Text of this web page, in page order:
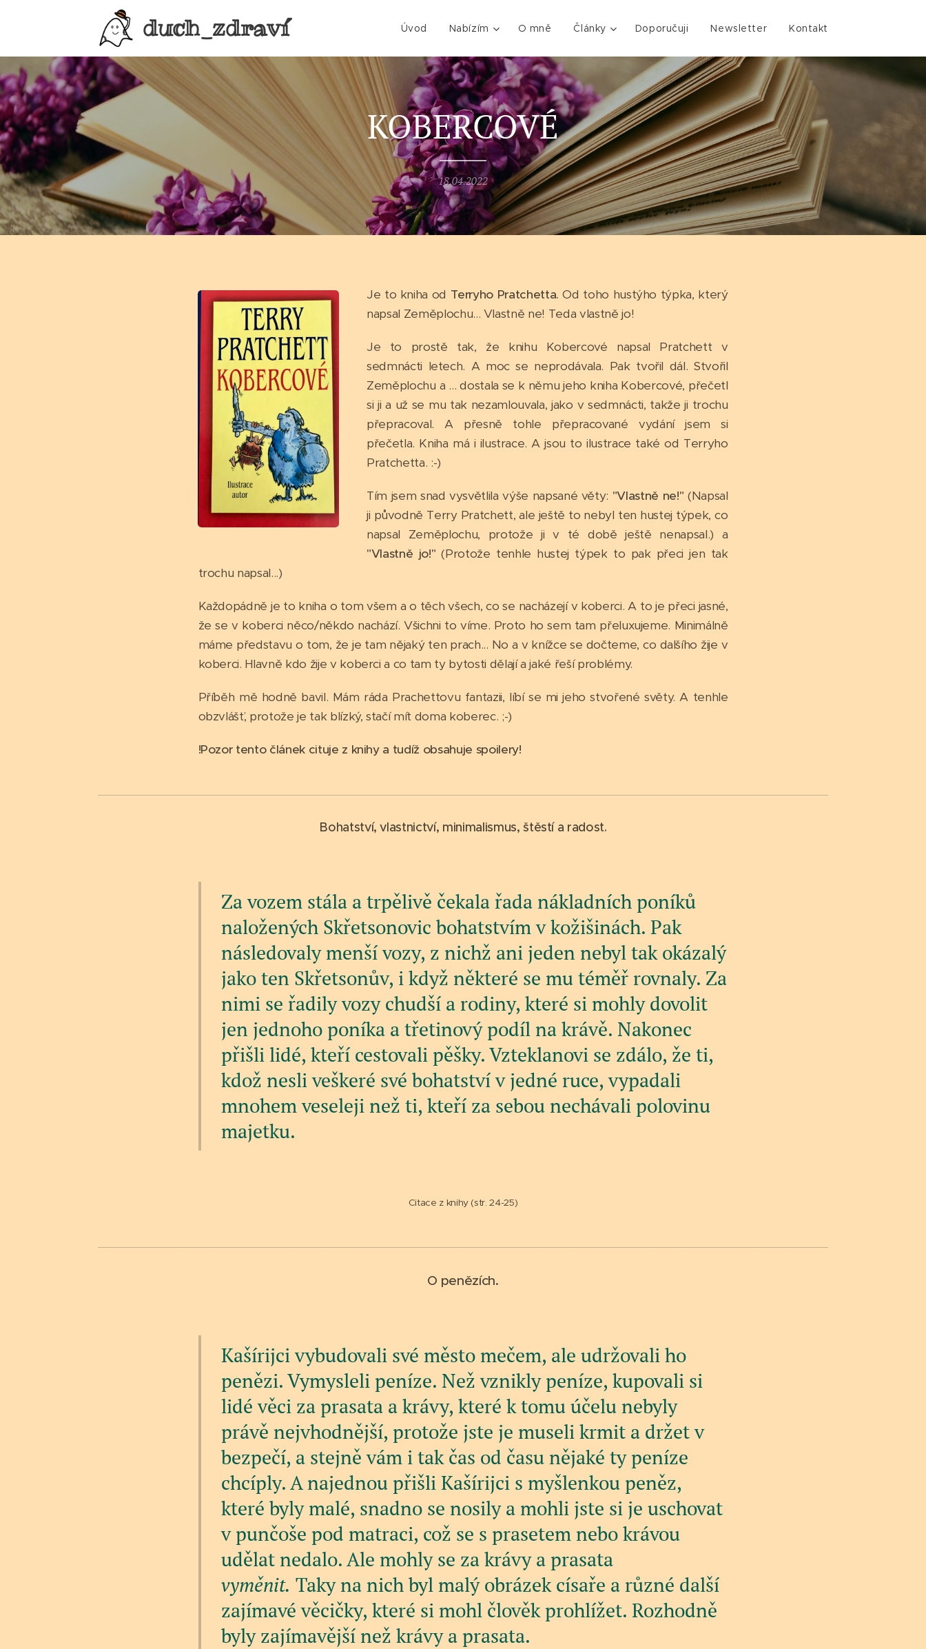
duch_zdraví Úvod Nabízím O mně Články Doporučuji Newsletter Kontakt
KOBERCOVÉ
18.04.2022
Je to kniha od Terryho Pratchetta. Od toho hustýho týpka, který
napsal Zeměplochu... Vlastně ne! Teda vlastně jo!
Je to prostě tak, že knihu Kobercové napsal Pratchett v
sedmnácti letech. A moc se neprodávala. Pak tvořil dál. Stvořil
Zeměplochu a ... dostala se k němu jeho kniha Kobercové, přečetl
si ji a už se mu tak nezamlouvala, jako v sedmnácti, takže ji trochu
přepracoval. A přesně tohle přepracované vydání jsem si
přečetla. Kniha má i ilustrace. A jsou to ilustrace také od Terryho
Pratchetta. :-)
Tím jsem snad vysvětlila výše napsané věty: "Vlastně ne!" (Napsal
ji původně Terry Pratchett, ale ještě to nebyl ten hustej týpek, co
napsal Zeměplochu, protože ji v té době ještě nenapsal.) a
"Vlastně jo!" (Protože tenhle hustej týpek to pak přeci jen tak
trochu napsal...)
Každopádně je to kniha o tom všem a o těch všech, co se nacházejí v koberci. A to je přeci jasné,
že se v koberci něco/někdo nachází. Všichni to víme. Proto ho sem tam přeluxujeme. Minimálně
máme představu o tom, že je tam nějaký ten prach... No a v knížce se dočteme, co dalšího žije v
koberci. Hlavně kdo žije v koberci a co tam ty bytosti dělají a jaké řeší problémy.
Příběh mě hodně bavil. Mám ráda Prachettovu fantazii, líbí se mi jeho stvořené světy. A tenhle
obzvlášť, protože je tak blízký, stačí mít doma koberec. ;-)
!Pozor tento článek cituje z knihy a tudíž obsahuje spoilery!
Bohatství, vlastnictví, minimalismus, štěstí a radost.
Za vozem stála a trpělivě čekala řada nákladních poníků
naložených Skřetsonovic bohatstvím v kožišinách. Pak
následovaly menší vozy, z nichž ani jeden nebyl tak okázalý
jako ten Skřetsonův, i když některé se mu téměř rovnaly. Za
nimi se řadily vozy chudší a rodiny, které si mohly dovolit
jen jednoho poníka a třetinový podíl na krávě. Nakonec
přišli lidé, kteří cestovali pěšky. Vzteklanovi se zdálo, že ti,
kdož nesli veškeré své bohatství v jedné ruce, vypadali
mnohem veseleji než ti, kteří za sebou nechávali polovinu
majetku.
Citace z knihy (str. 24-25)
O penězích.
Kašírijci vybudovali své město mečem, ale udržovali ho
penězi. Vymysleli peníze. Než vznikly peníze, kupovali si
lidé věci za prasata a krávy, které k tomu účelu nebyly
právě nejvhodnější, protože jste je museli krmit a držet v
bezpečí, a stejně vám i tak čas od času nějaké ty peníze
chcíply. A najednou přišli Kašírijci s myšlenkou peněz,
které byly malé, snadno se nosily a mohli jste si je uschovat
v punčoše pod matraci, což se s prasetem nebo krávou
udělat nedalo. Ale mohly se za krávy a prasata
vyměnit. Taky na nich byl malý obrázek císaře a různé další
zajímavé věcičky, které si mohl člověk prohlížet. Rozhodně
byly zajímavější než krávy a prasata.